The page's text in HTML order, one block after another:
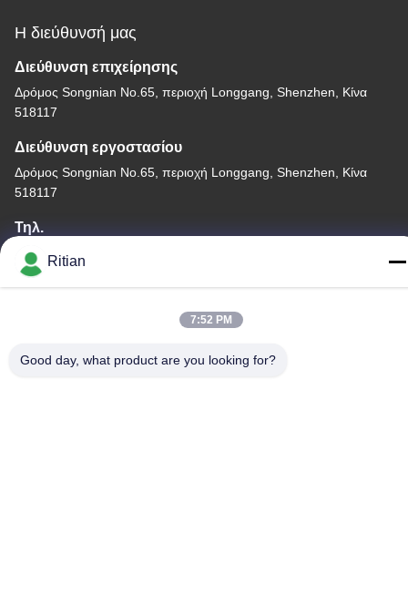
Η διεύθυνσή μας
Διεύθυνση επιχείρησης
Δρόμος Songnian No.65, περιοχή Longgang, Shenzhen, Κίνα
518117
Διεύθυνση εργοστασίου
Δρόμος Songnian No.65, περιοχή Longgang, Shenzhen, Κίνα
518117
Τηλ.
+86-755-84080323
Καλή ποιότητα της Κίνας ΠΡΟΣΤΑΤΕΥΤΙΚΗ ΤΑΙΝΙΑ PE
Ritian
7:52 PM
Good day, what product are you looking for?